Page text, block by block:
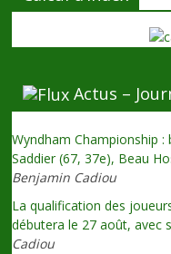
Actus –
Wyndham Championship
Saddier (67, 37e), Beau
Benjamin Cadiou
La qualification des
débutera le 27 août, avec
Cadiou